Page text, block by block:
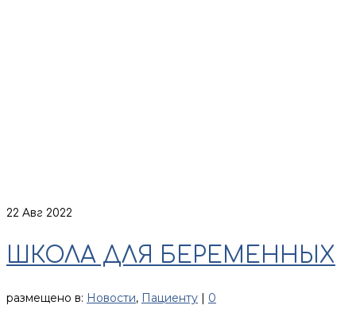
22 Авг 2022
ШКОЛА ДЛЯ БЕРЕМЕННЫХ
размещено в: Новости, Пациенту
0